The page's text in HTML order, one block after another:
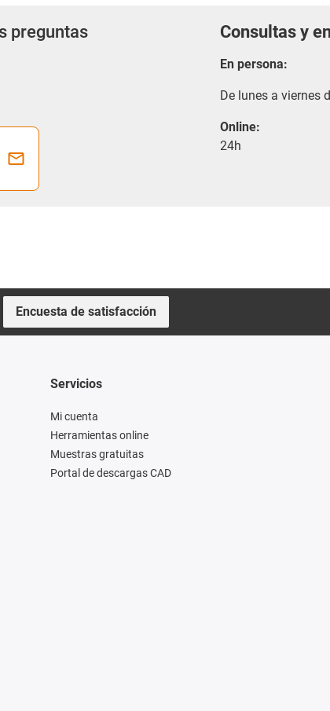
preguntas
Consultas y
En persona:
De lunes a viernes
Online:
24h
Encuesta de satisfacción
Servicios
Mi cuenta
Herramientas online
Muestras gratuitas
Portal de descargas CAD